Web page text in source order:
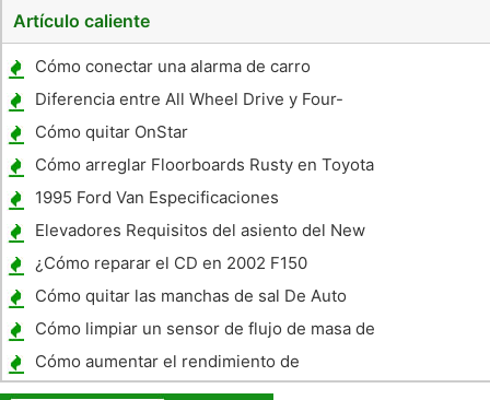
Artículo caliente
Cómo conectar una alarma de carro
Diferencia entre All Wheel Drive y Four-
Wheel Drive
Cómo quitar OnStar
Cómo arreglar Floorboards Rusty en Toyota
Truck
1995 Ford Van Especificaciones
Elevadores Requisitos del asiento del New
York
¿Cómo reparar el CD en 2002 F150
Cómo quitar las manchas de sal De Auto
Paint
Cómo limpiar un sensor de flujo de masa de
aire GM
Cómo aumentar el rendimiento de
combustible en un GMC Yukon y Chevy